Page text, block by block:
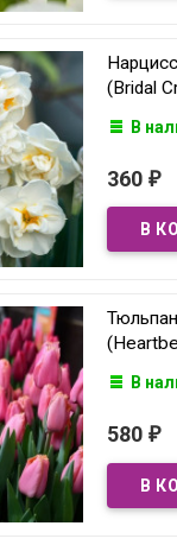
(Bridal
В
360 ₽
В
580 ₽